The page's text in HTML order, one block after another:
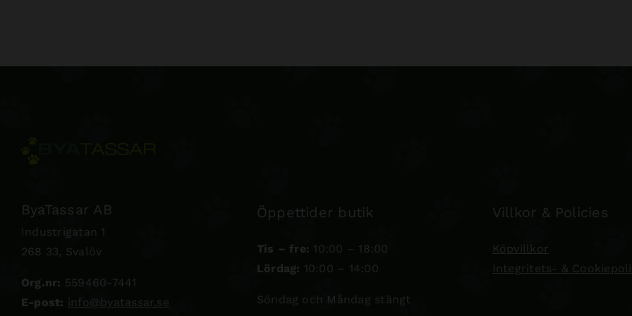
ByaTassar AB
Industrigatan 1
268 33, Svalöv
Org.nr: 559460-7441
E-post: info@byatassar.se
Öppettider butik
Tis – fre: 10:00 – 18:00
Lördag: 10:00 – 14:00
Söndag och Måndag stängt
Villkor & Policies
Köpvillkor
Integritets- &